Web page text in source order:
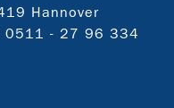
Hannover
0511 - 27 96 334